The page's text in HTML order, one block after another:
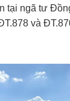
tại ngã tư
và